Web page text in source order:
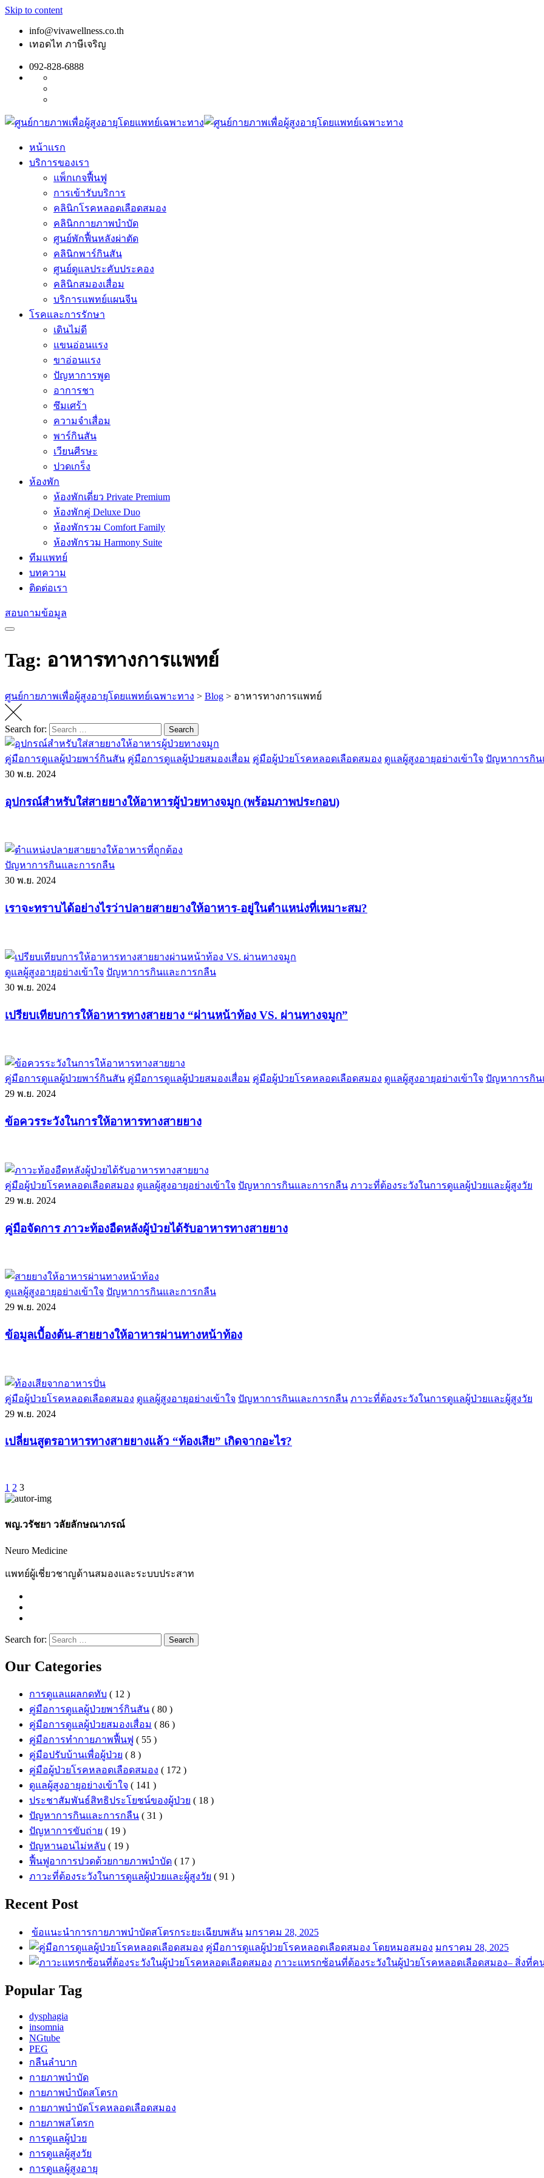
Skip to content
info@vivawellness.co.th
เทอดไท ภาษีเจริญ
092-828-6888
หน้าเเรก
บริการของเรา
แพ็กเกจฟื้นฟู
การเข้ารับบริการ
คลินิกโรคหลอดเลือดสมอง
คลินิกกายภาพบำบัด
ศูนย์พักฟื้นหลังผ่าตัด
คลินิกพาร์กินสัน
ศูนย์ดูแลประคับประคอง
คลินิกสมองเสื่อม
บริการแพทย์แผนจีน
โรคและการรักษา
เดินไม่ดี
แขนอ่อนแรง
ขาอ่อนแรง
ปัญหาการพูด
อาการชา
ซึมเศร้า
ความจำเสื่อม
พาร์กินสัน
เวียนศีรษะ
ปวดเกร็ง
ห้องพัก
ห้องพักเดี่ยว Private Premium
ห้องพักคู่ Deluxe Duo
ห้องพักรวม Comfort Family
ห้องพักรวม Harmony Suite
ทีมแพทย์
บทความ
ติดต่อเรา
สอบถามข้อมูล
Tag: อาหารทางการแพทย์
ศูนย์กายภาพเพื่อผู้สูงอายุโดยแพทย์เฉพาะทาง > Blog > อาหารทางการแพทย์
Search for: Search
คู่มือการดูแลผู้ป่วยพาร์กินสัน คู่มือการดูแลผู้ป่วยสมองเสื่อม คู่มือผู้ป่วยโรคหลอดเลือดสมอง ดูแลผู้สูงอายุอย่างเข้าใจ ปัญหาการกิน
30 พ.ย. 2024
อุปกรณ์สำหรับใส่สายยางให้อาหารผู้ป่วยทางจมูก (พร้อมภาพประกอบ)
ปัญหาการกินและการกลืน
30 พ.ย. 2024
เราจะทราบได้อย่างไรว่าปลายสายยางให้อาหาร-อยู่ในตำแหน่งที่เหมาะสม?
ดูแลผู้สูงอายุอย่างเข้าใจ ปัญหาการกินและการกลืน
30 พ.ย. 2024
เปรียบเทียบการให้อาหารทางสายยาง “ผ่านหน้าท้อง VS. ผ่านทางจมูก”​
คู่มือการดูแลผู้ป่วยพาร์กินสัน คู่มือการดูแลผู้ป่วยสมองเสื่อม คู่มือผู้ป่วยโรคหลอดเลือดสมอง ดูแลผู้สูงอายุอย่างเข้าใจ ปัญหาการกิน
29 พ.ย. 2024
ข้อควรระวังในการให้อาหารทางสายยาง
คู่มือผู้ป่วยโรคหลอดเลือดสมอง ดูแลผู้สูงอายุอย่างเข้าใจ ปัญหาการกินและการกลืน ภาวะที่ต้องระวังในการดูแลผู้ป่วยและผู้สูงวัย
29 พ.ย. 2024
คู่มือจัดการ ภาวะท้องอืดหลังผู้ป่วยได้รับอาหารทางสายยาง
ดูแลผู้สูงอายุอย่างเข้าใจ ปัญหาการกินและการกลืน
29 พ.ย. 2024
ข้อมูลเบื้องต้น-สายยางให้อาหารผ่านทางหน้าท้อง
คู่มือผู้ป่วยโรคหลอดเลือดสมอง ดูแลผู้สูงอายุอย่างเข้าใจ ปัญหาการกินและการกลืน ภาวะที่ต้องระวังในการดูแลผู้ป่วยและผู้สูงวัย
29 พ.ย. 2024
เปลี่ยนสูตรอาหารทางสายยางแล้ว “ท้องเสีย” เกิดจากอะไร?
1 2 3
พญ.วรัชยา วลัยลักษณาภรณ์
Neuro Medicine
แพทย์ผู้เชี่ยวชาญด้านสมองและระบบประสาท
Search for: Search
Our Categories
การดูแลแผลกดทับ ( 12 )
คู่มือการดูแลผู้ป่วยพาร์กินสัน ( 80 )
คู่มือการดูแลผู้ป่วยสมองเสื่อม ( 86 )
คู่มือการทำกายภาพฟื้นฟู ( 55 )
คู่มือปรับบ้านเพื่อผู้ป่วย ( 8 )
คู่มือผู้ป่วยโรคหลอดเลือดสมอง ( 172 )
ดูแลผู้สูงอายุอย่างเข้าใจ ( 141 )
ประชาสัมพันธ์สิทธิประโยชน์ของผู้ป่วย ( 18 )
ปัญหาการกินและการกลืน ( 31 )
ปัญหาการขับถ่าย ( 19 )
ปัญหานอนไม่หลับ ( 19 )
ฟื้นฟูอาการปวดด้วยกายภาพบำบัด ( 17 )
ภาวะที่ต้องระวังในการดูแลผู้ป่วยและผู้สูงวัย ( 91 )
Recent Post
ข้อแนะนำการกายภาพบำบัดสโตรกระยะเฉียบพลัน มกราคม 28, 2025
คู่มือการดูแลผู้ป่วยโรคหลอดเลือดสมอง โดยหมอสมอง มกราคม 28, 2025
ภาวะแทรกซ้อนที่ต้องระวังในผู้ป่วยโรคหลอดเลือดสมอง– สิ่งที่
Popular Tag
dysphagia
insomnia
NGtube
PEG
กลืนลำบาก
กายภาพบำบัด
กายภาพบำบัดสโตรก
กายภาพบำบัดโรคหลอดเลือดสมอง
กายภาพสโตรก
การดูแลผู้ป่วย
การดูแลผู้สูงวัย
การดูแลผู้สูงอายุ